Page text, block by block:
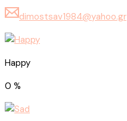
dimostsav1984@yahoo.gr
Happy
0 %